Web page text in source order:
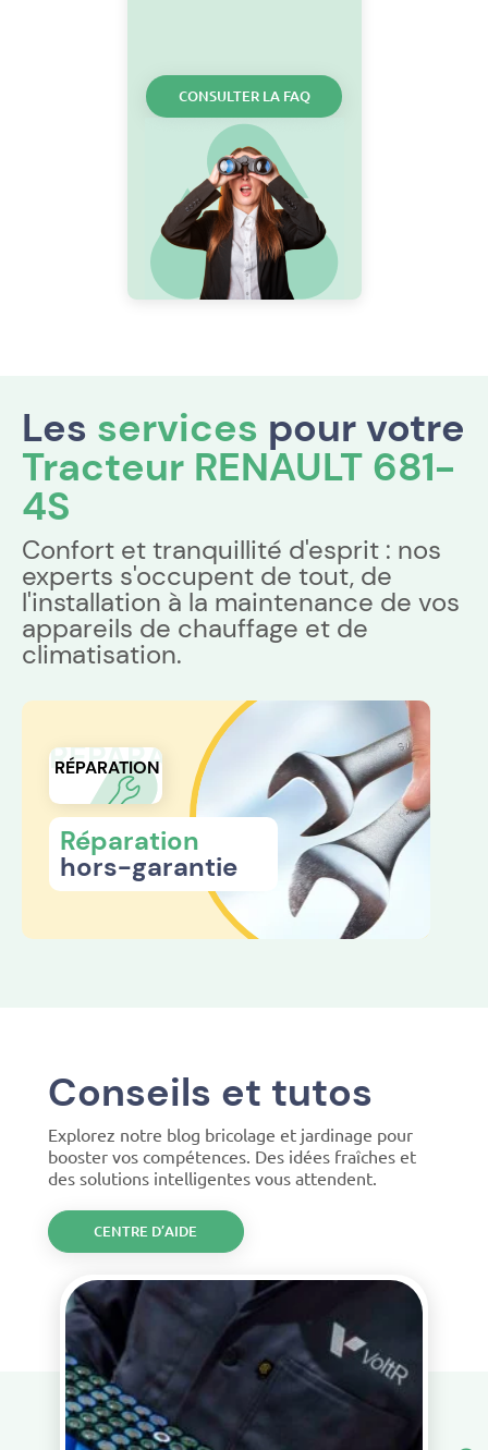
CONSULTER LA FAQ
Les services pour votre
Tracteur RENAULT 681-
4S
Confort et tranquillité d'esprit : nos
experts s'occupent de tout, de
l'installation à la maintenance de vos
appareils de chauffage et de
climatisation.
RÉPARATION
RÉPARATION
Réparation
hors-garantie
Conseils et tutos
Explorez notre blog bricolage et jardinage pour
booster vos compétences. Des idées fraîches et
des solutions intelligentes vous attendent.
CENTRE D’AIDE